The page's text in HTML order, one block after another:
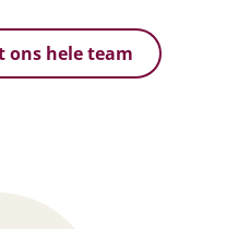
ons hele team